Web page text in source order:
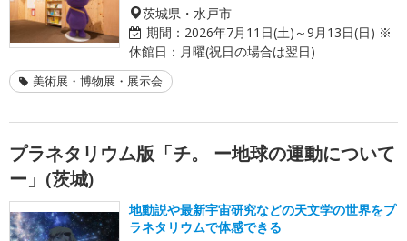
茨城県・水戸市
期間： 2026年7月11日(土)～9月13日(日) ※
休館日：月曜(祝日の場合は翌日)
美術展・博物展・展示会
プラネタリウム版「チ。 ー地球の運動について
ー」(茨城)
地動説や最新宇宙研究などの天文学の世界をプ
ラネタリウムで体感できる